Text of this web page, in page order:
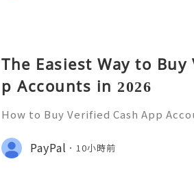
The Easiest Way to
p Accounts in 2026
How to Buy Verified Cash App
ified Cash App accounts are
nsactions, personal f
PayPal 10小時前